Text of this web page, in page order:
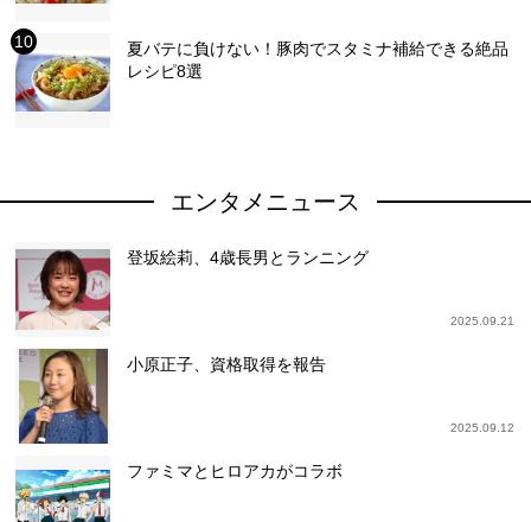
夏バテに負けない！豚肉でスタミナ補給できる絶品
レシピ8選
エンタメニュース
登坂絵莉、4歳長男とランニング
2025.09.21
小原正子、資格取得を報告
2025.09.12
ファミマとヒロアカがコラボ